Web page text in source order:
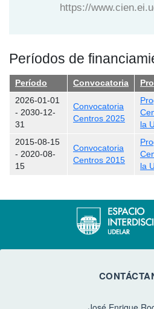
https://
Períodos de
Período Convocatoria
2026-01-01
- 2030-12-
31
Convocatoria
Centros 2025
la
2015-08-15
- 2020-08-
15
Convocatoria
Centros 2015
la